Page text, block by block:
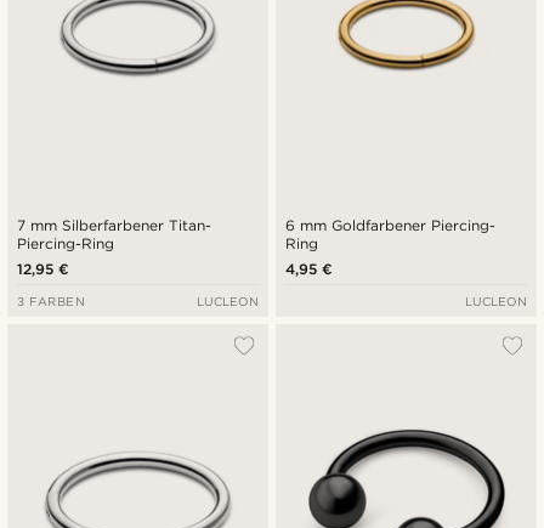
7 mm Silberfarbener Titan-
Piercing-Ring
12,95 €
3 FARBEN LUCLEON
6 mm Goldfarbener Piercing-
Ring
4,95 €
LUCLEON